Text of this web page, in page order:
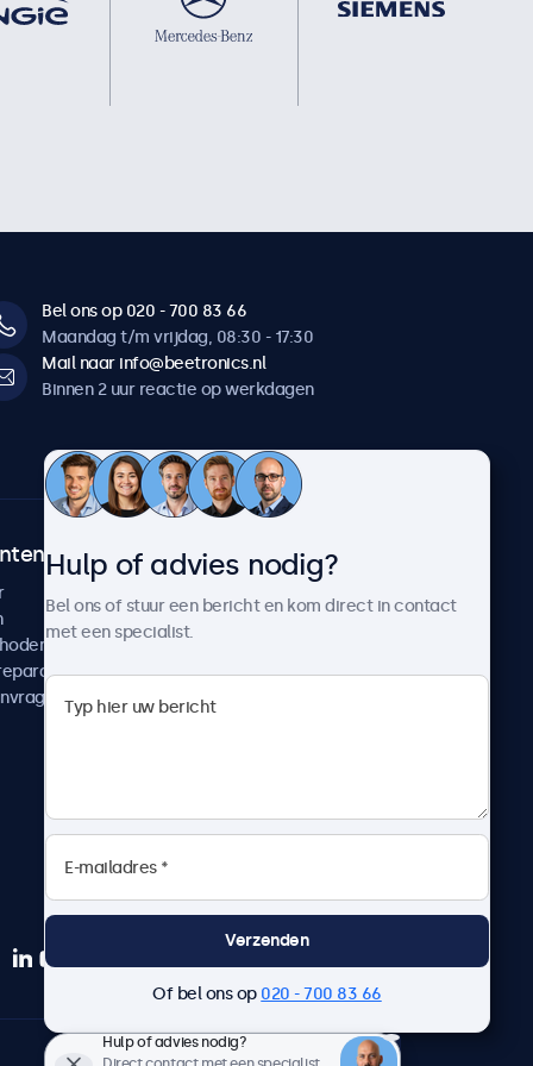
Bel ons op 020 - 700 83 66
Maandag t/m vrijdag, 08:30 - 17:30
Mail naar info@beetronics.nl
Binnen 2 uur reactie op werkdagen
Over Beetronics
Werken bij Beetronics
Algemene voorwaarden
Nederlands
Hulp of advies nodig?
Bel ons of stuur een bericht en kom direct in contact
met een specialist.
Verzenden
Of bel ons op 020 - 700 83 66
Hulp of advies nodig?